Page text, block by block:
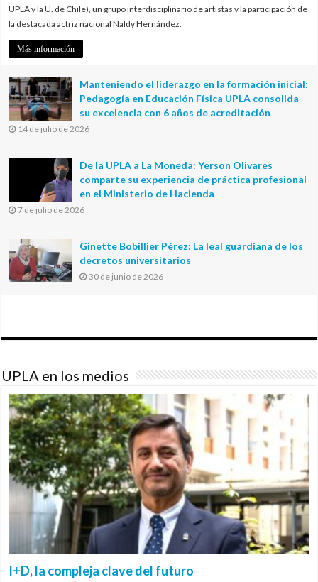
UPLA y la U. de Chile), un grupo interdisciplinario de artistas y la participación de
la destacada actriz nacional Naldy Hernández.
Más información
Manteniendo el liderazgo en la formación inicial:
Pedagogía en Educación Física UPLA consolida
su excelencia con 6 años de acreditación
14 de julio de 2026
De la UPLA a La Moneda: Yerson Olivares
comparte su experiencia de práctica profesional
en el Ministerio de Hacienda
7 de julio de 2026
Ginette Bobillier Pérez: La leal guardiana de los
decretos universitarios
30 de junio de 2026
UPLA en los medios
I+D, la compleja clave del futuro